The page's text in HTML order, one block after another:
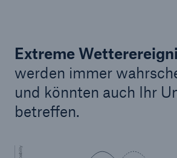
Extreme
werden immer
und könnten auch Ihr
betreffen.